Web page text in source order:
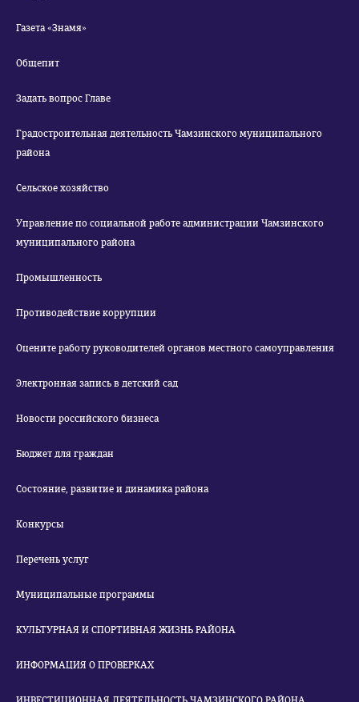
Газета «Знамя»
Общепит
Задать вопрос Главе
Градостроительная деятельность Чамзинского муниципального
района
Сельское хозяйство
Управление по социальной работе администрации Чамзинского
муниципального района
Промышленность
Противодействие коррупции
Оцените работу руководителей органов местного самоуправления
Электронная запись в детский сад
Новости российского бизнеса
Бюджет для граждан
Состояние, развитие и динамика района
Конкурсы
Перечень услуг
Муниципальные программы
КУЛЬТУРНАЯ И СПОРТИВНАЯ ЖИЗНЬ РАЙОНА
ИНФОРМАЦИЯ О ПРОВЕРКАХ